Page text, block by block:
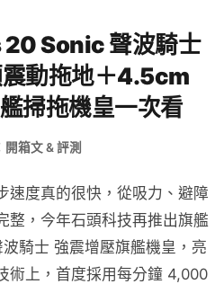
20 Sonic 聲波騎士
震動拖地＋4.5cm
掃拖機皇一次看
開箱文 & 評測
速度真的很快，從吸力、避障
整，今年石頭科技再推出旗艦
騎士 強震增壓旗艦機皇，亮
術上，首度採用每分鐘 4,000